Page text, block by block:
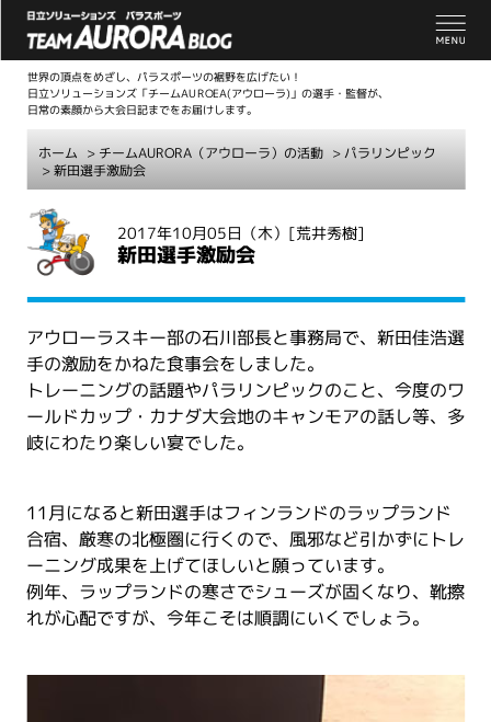
世界の頂点をめざし、パラスポーツの裾野を広げたい！
日立ソリューションズ「チームAUROEA(アウローラ)」の選手・監督が、
日常の素顔から大会日記までをお届けします。
ホーム > チームAURORA（アウローラ）の活動 >パラリンピック
> 新田選手激励会
2017年10月05日（木） [荒井秀樹]
新田選手激励会
アウローラスキー部の石川部長と事務局で、新田佳浩選
手の激励をかねた食事会をしました。
トレーニングの話題やパラリンピックのこと、今度のワ
ールドカップ・カナダ大会地のキャンモアの話し等、多
岐にわたり楽しい宴でした。
11月になると新田選手はフィンランドのラップランド
合宿、厳寒の北極圏に行くので、風邪など引かずにトレ
ーニング成果を上げてほしいと願っています。
例年、ラップランドの寒さでシューズが固くなり、靴擦
れが心配ですが、今年こそは順調にいくでしょう。